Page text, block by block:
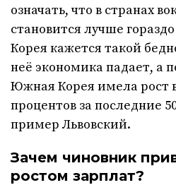
означать, что в странах
становится лучше
Корея кажется такой
неё экономика падает, а
Южная Корея имела рост
процентов за последние
пример Львовский.
Зачем чиновник
ростом зарплат?